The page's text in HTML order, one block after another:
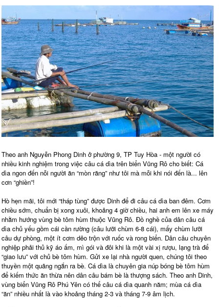
Theo anh Nguyễn Phong Dinh ở phường 9, TP Tuy Hòa - một người có
nhiều kinh nghiệm trong việc câu cá dìa trên biển Vũng Rô cho biết: Cá
dìa ngon đến nỗi người ăn “mòn răng” như tôi mà mỗi khi nói đến là... lên
cơn “ghiền”!
Hò hẹn mãi, tôi mới “tháp tùng” được Dinh để đi câu cá dìa ban đêm. Cơm
chiều sớm, chuẩn bị xong xuôi, khoảng 4 giờ chiều, hai anh em lên xe máy
nhằm hướng vùng bè tôm hùm thuộc Vũng Rô. Đồ nghề của dân câu cá
dìa chủ yếu gồm cái cần rường (câu lưỡi chùm 6-8 cái), mấy chùm lưỡi
câu dự phòng, một ít cơm dẻo trộn với ruốc và rong biển. Dân câu chuyên
nghiệp phải thủ kỹ áo ấm, mì gói và đôi khi là một vài xị rượu, lạng trà để
“giao lưu” với chủ bè tôm hùm. Gửi xe lại nhà người quen, chúng tôi theo
thuyền một quãng ngắn ra bè. Cá dìa là chuyên gia núp bóng bè tôm hùm
để kiếm thức ăn thừa nên dân câu bám bè là thượng sách. Theo anh Dinh,
vùng biển Vũng Rô Phú Yên có thể câu cá dìa quanh năm; mùa cá dìa
“ăn” nhiều nhất là vào khoảng tháng 2-3 và tháng 7-9 âm lịch.